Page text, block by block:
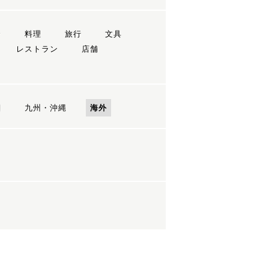
料理 旅行
文具
レストラン
店舗
九州・沖縄 海外